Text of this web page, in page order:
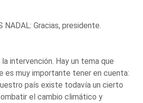
NADAL: Gracias, presidente.
intervención. Hay un tema que
es muy importante tener en cuenta:
país existe todavía un cierto
el cambio climático y